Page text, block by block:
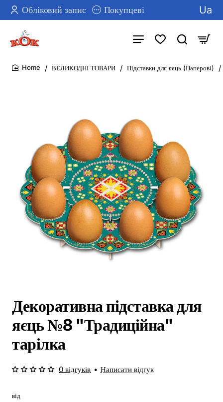
Обліковий запис Покупцеві Ua
ВЕЛИКОДНІ ТОВАРИ Підставки для яєць (Паперові)
Декоративна підставка для
яєць №8 "Традиційна"
тарілка
0 відгуків • Написати відгук
від